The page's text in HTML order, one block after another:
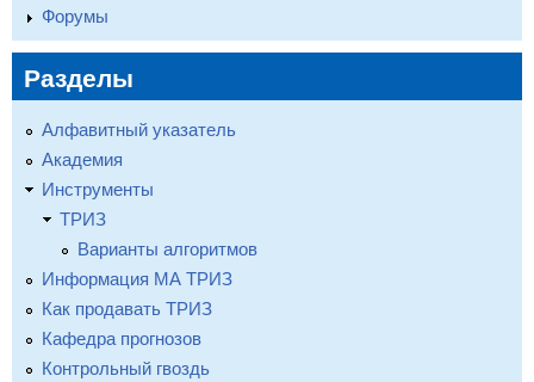
Форумы
Разделы
Алфавитный указатель
Академия
Инструменты
ТРИЗ
Варианты алгоритмов
Информация МА ТРИЗ
Как продавать ТРИЗ
Кафедра прогнозов
Контрольный гвоздь